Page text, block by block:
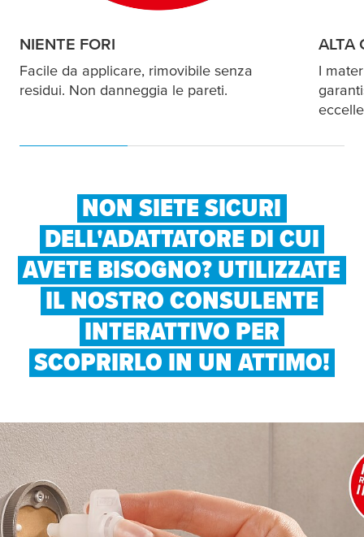
NIENTE FORI
Facile da applicare, rimovibile senza
residui. Non danneggia le pareti.
ALTA
I
NON SIETE SICURI
DELL'ADATTATORE DI CUI
AVETE BISOGNO? UTILIZZATE
IL NOSTRO CONSULENTE
INTERATTIVO PER
SCOPRIRLO IN UN ATTIMO!